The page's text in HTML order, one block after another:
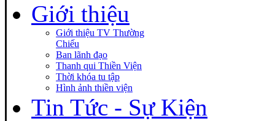
Giới thiệu
Giới thiệu TV Thường
Chiếu
Ban lãnh đạo
Thanh qui Thiền Viện
Thời khóa tu tập
Hình ảnh thiền viện
Tin Tức - Sự Kiện